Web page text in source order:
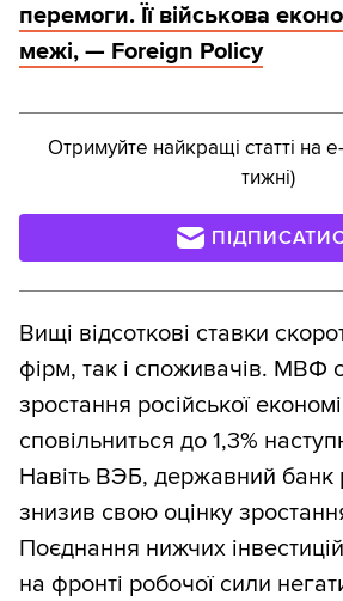
перемоги. Її військова
межі, — Foreign Policy
Отримуйте найкращі статті на
тижні)
Вищі відсоткові ставки
фірм, так і споживачів. МВФ
зростання російської
сповільниться до 1,3%
Навіть ВЭБ, державний банк
знизив свою оцінку
Поєднання нижчих
на фронті робочої сили